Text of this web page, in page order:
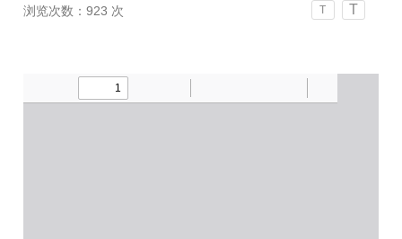
浏览次数：923 次 T T